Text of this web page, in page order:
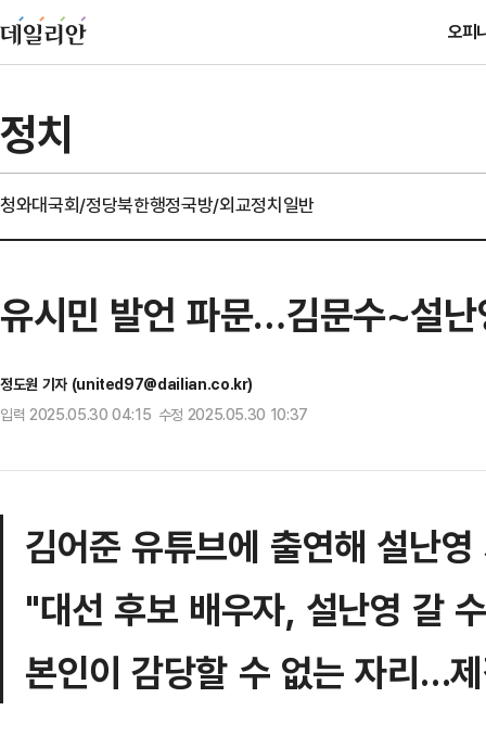
오피
정치
청와대국회/정당북한행정국방/외교정치일반
유시민 발언 파문…김문수~설
정도원 기자 (united97@dailian.co.kr)
입력 2025.05.30 04:15 수정 2025.05.30 10:37
김어준 유튜브에 출연해 설난
"대선 후보 배우자, 설난영 갈
본인이 감당할 수 없는 자리…